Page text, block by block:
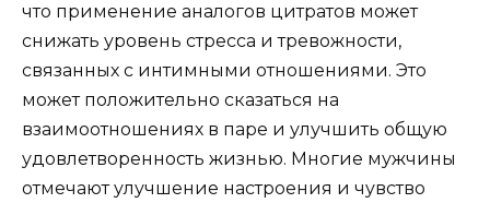
что применение аналогов цитратов может
снижать уровень стресса и тревожности,
связанных с интимными отношениями. Это
может положительно сказаться на
взаимоотношениях в паре и улучшить общую
удовлетворенность жизнью. Многие мужчины
отмечают улучшение настроения и чувство